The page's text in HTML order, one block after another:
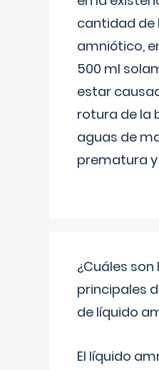
cantidad de
amniótico,
500 ml
estar
rotura de la
aguas de
prematura y
¿Cuáles
principales
de líquido
El líquido